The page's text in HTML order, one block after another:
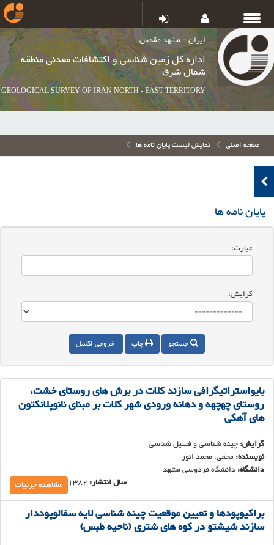
ایران - مشهد مقدس
اداره کل زمین شناسی و اکتشافات معدنی منطقه
شمال شرق
GEOLOGICAL SURVEY OF IRAN NORTH - EAST TERRITORY
صفحه اصلی نمایش لیست پایان نامه ها
پایان نامه ها
عبارت:
گرایش:
جستجو چاپ خروجی اکسل
بایواستراتیگرافی سازند کلات در برش های روستای خشت،
روستای چهچهه و دهانه ورودی شهر کلات بر مبنای نانوپلانکتون
های آهکی
گرایش:چینه شناسی و فسیل شناسی
نویسنده:محقی، محمد انور
دانشگاه:دان‍ش‍گ‍اه ف‍ردوس‍ی م‍ش‍ه‍د
سال انتشار: 1382 مشاهده جزئیات
براکیوپودها و تعیین موقعیت چینه شناسی لایه سفالوپوددار
سازند شیشتو در کوه های شتری (ناحیه طبس)